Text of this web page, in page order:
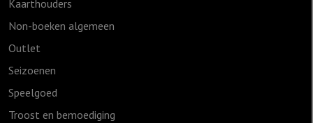
Kaarthouders
Non-boeken algemeen
Outlet
Seizoenen
Speelgoed
Troost en bemoediging